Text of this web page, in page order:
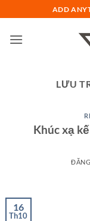
qua
nội
ADD
LƯU
Khúc xạ
16
Th10